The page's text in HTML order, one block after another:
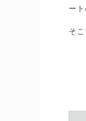
ー
そ